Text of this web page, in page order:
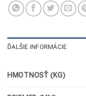
ĎALŠIE INFORMÁCIE
HMOTNOSŤ (KG)